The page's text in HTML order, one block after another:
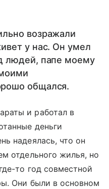
возражали
у нас. Он умел
людей, папе моему
общался.
и работал в
деньги
надеялась, что он
отдельного жилья, но
то год совместной
Они были в основном